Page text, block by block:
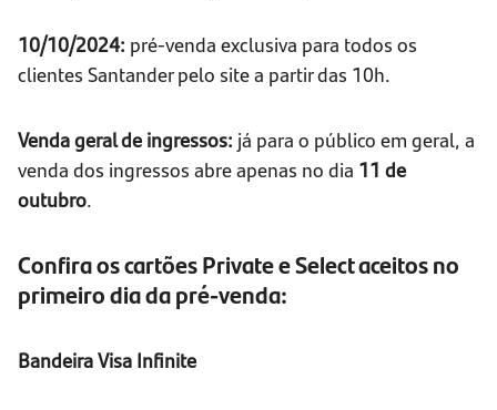
10/10/2024: pré-venda exclusiva para todos os
clientes Santander pelo site a partir das 10h.
Venda geral de ingressos: já para o público em geral, a
venda dos ingressos abre apenas no dia 11 de
outubro.
Confira os cartões Private e Select aceitos no
primeiro dia da pré-venda:
Bandeira Visa Infinite